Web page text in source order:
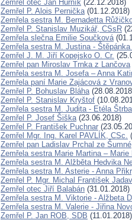
Zemřel otec Jan Hurník (22.12.2018)
Zemřel P. Alois Pernička(01.12.2018)
Zemřela sestra M. Bernadetta
Zemřel P. Stanislav Muzikář, CSsR
Zemřela slečna Emilie Součková
Zemřela sestra M. Justina - Štěpánka
Zemřel J. M. Jiří Kopejsko O. Cr.
Zemřel pan Miroslav Trnka z Lančova
Zemřela sestra M. Josefa – Anna
Zemřela paní Marie Zajácová z
Zemřel P. Bohuslav Bláha
Zemřel P. Stanislav Kryštof
Zemřela sestra M. Judita - Etéla
Zemřel P. Josef Šiška(23.06.2018)
Zemřel P. František Puchnar
Zemřel Mgr. Ing. Karel PAVLÍK, CSc.
Zemřel pan Ladislav Prchal ze Šumné
Zemřela sestra Marie Martina – Marie
Zemřela sestra M. Alžběta Hedvika
Zemřela sestra M. Asterie - Anna
Zemřel P. Mgr. Michal František
Zemřel otec Jiří Balabán (31.01.2018)
Zemřela sestra M. Viktorie - Alžbeta
Zemřela sestra M. Valerie - Jiřina
Zemřel P. Jan ROB, SDB (11.01.2018)